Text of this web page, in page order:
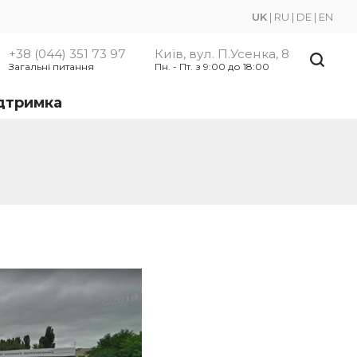
UK | RU | DE | EN
+38 (044) 351 73 97
Загальні питання
Київ, вул. П.Усенка, 8
Пн. - Пт. з 9:00 до 18:00